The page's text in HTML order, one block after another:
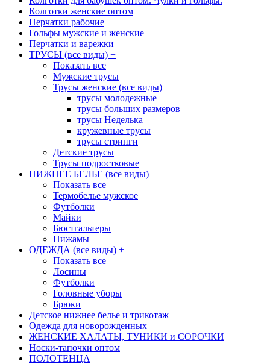
Колготки женские оптом
Перчатки рабочие
Гольфы мужские и женские
Перчатки и варежки
ТРУСЫ (все виды) +
Показать все
Мужские трусы
Трусы женские (все виды)
трусы молодежные
трусы больших размеров
трусы Неделька
кружевные трусы
трусы стринги
Детские трусы
Трусы подростковые
НИЖНЕЕ БЕЛЬЕ (все виды) +
Показать все
Термобелье мужское
Футболки
Майки
Бюстгальтеры
Пижамы
ОДЕЖДА (все виды) +
Показать все
Лосины
Футболки
Головные уборы
Брюки
Детское нижнее белье и трикотаж
Одежда для новорожденных
ЖЕНСКИЕ ХАЛАТЫ, ТУНИКИ и СОРОЧКИ
Носки-тапочки оптом
ПОЛОТЕНЦА